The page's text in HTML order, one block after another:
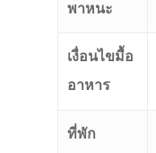
พาหนะ
เงื่อนไขมื้อ
อาหาร
ที่พัก